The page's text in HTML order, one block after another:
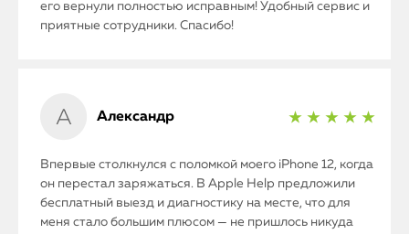
его вернули полностью исправным! Удобный сервис и
приятные сотрудники. Спасибо!
Александр ★ ★ ★ ★ ★
Впервые столкнулся с поломкой моего iPhone 12, когда
он перестал заряжаться. В Apple Help предложили
бесплатный выезд и диагностику на месте, что для
меня стало большим плюсом — не пришлось никуда